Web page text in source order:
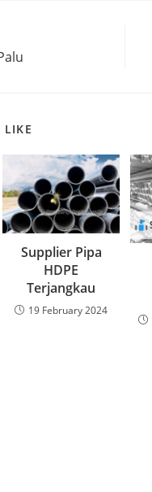
LIKE
Supplier Pipa
HDPE
Terjangkau
19 February 2024